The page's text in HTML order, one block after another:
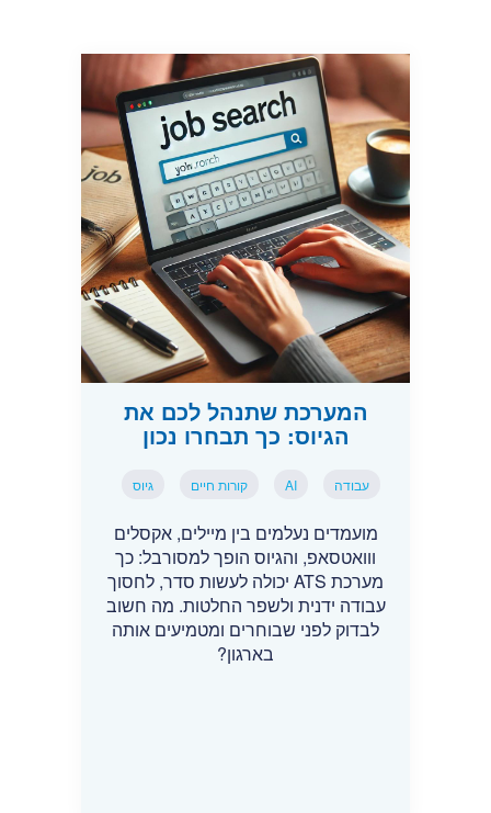
המערכת שתנהל לכם את
הגיוס: כך תבחרו נכון
עבודה AI קורות חיים גיוס
מועמדים נעלמים בין מיילים, אקסלים
ווואטסאפ, והגיוס הופך למסורבל: כך
מערכת ATS יכולה לעשות סדר, לחסוך
עבודה ידנית ולשפר החלטות. מה חשוב
לבדוק לפני שבוחרים ומטמיעים אותה
בארגון?